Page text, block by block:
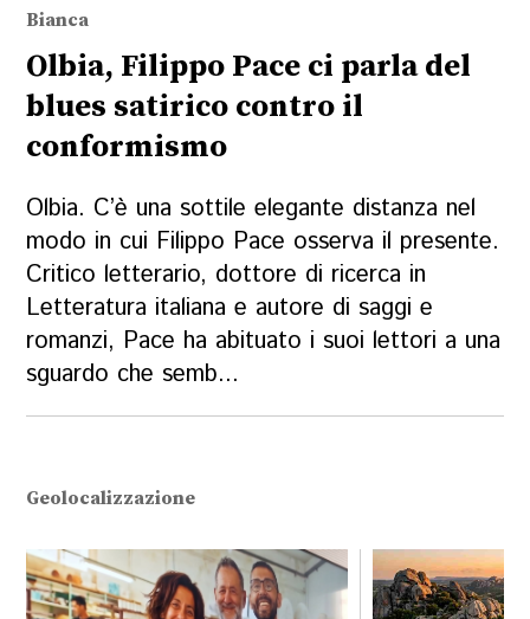
Bianca
Olbia, Filippo Pace ci parla del
blues satirico contro il
conformismo
Olbia. C’è una sottile elegante distanza nel
modo in cui Filippo Pace osserva il presente.
Critico letterario, dottore di ricerca in
Letteratura italiana e autore di saggi e
romanzi, Pace ha abituato i suoi lettori a una
sguardo che semb...
Geolocalizzazione